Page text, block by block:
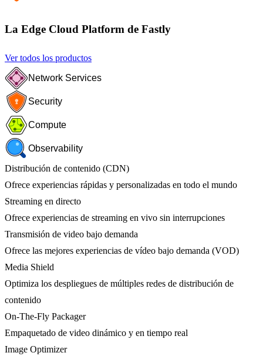
La Edge Cloud Platform de Fastly
Ver todos los productos
Network Services
Security
Compute
Observability
Distribución de contenido (CDN)
Ofrece experiencias rápidas y personalizadas en todo el mundo
Streaming en directo
Ofrece experiencias de streaming en vivo sin interrupciones
Transmisión de video bajo demanda
Ofrece las mejores experiencias de vídeo bajo demanda (VOD)
Media Shield
Optimiza los despliegues de múltiples redes de distribución de
contenido
On-The-Fly Packager
Empaquetado de video dinámico y en tiempo real
Image Optimizer